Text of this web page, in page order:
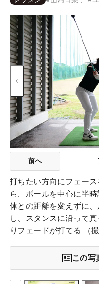
前へ
打ちたい方向にフェー
ら、ボールを中心に半
体との距離を変えずに
し、スタンスに沿って
りフェードが打てる （
この写